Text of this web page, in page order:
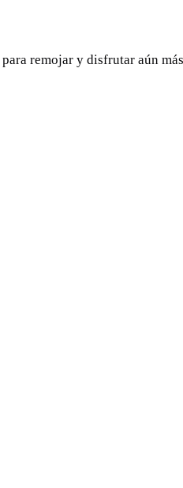
remojar y disfrutar aún